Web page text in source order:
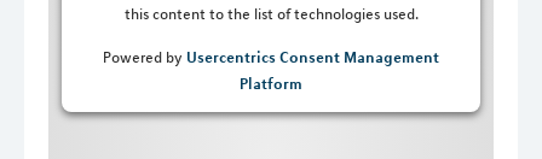
this content to the list of technologies used.
Powered by Usercentrics Consent Management
Platform